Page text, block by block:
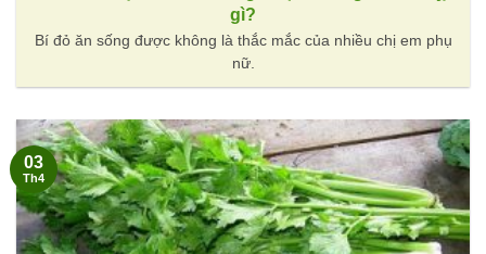
gì?
Bí đỏ ăn sống được không là thắc mắc của nhiều chị em phụ
nữ.
03
Th4